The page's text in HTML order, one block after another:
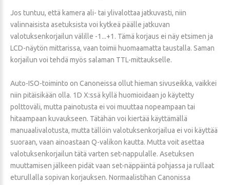
Jos tuntuu, että kamera ali- tai ylivalottaa jatkuvasti, niin
valinnaisista asetuksista voi kytkeä päälle jatkuvan
valotuksenkorjailun välille -1...+1. Tämä korjaus ei näy etsimen ja
LCD-näytön mittarissa, vaan toimii huomaamatta taustalla. Saman
korjailun voi tehdä myös salaman TTL-mittaukselle.
Auto-ISO-toiminto on Canoneissa ollut hieman sivuseikka, vaikkei
niin pitäisikään olla. 1D X:ssä kyllä huomioidaan jo käytetty
polttoväli, mutta painotusta ei voi muuttaa nopeampaan tai
hitaampaan kuvaukseen. Tätähän voi kiertää käyttämällä
manuaalivalotusta, mutta tällöin valotuksenkorjailua ei voi käyttää
suoraan, vaan ainoastaan Q-valikon kautta. Mutta voit asettaa
valotuksenkorjailun tätä varten set-nappulalle. Asetuksen
muuttamisen jälkeen pidät vaan set-näppäintä pohjassa ja rullaat
eturullalla sopivan korjauksen. Normaalistihan Canonissa